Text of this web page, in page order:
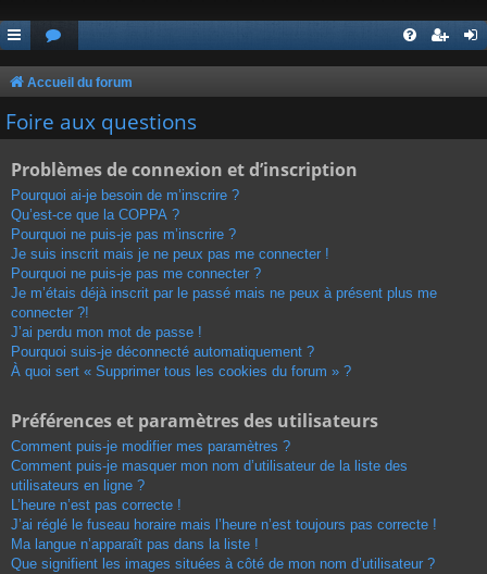
Accueil du forum
Foire aux questions
Problèmes de connexion et d’inscription
Pourquoi ai-je besoin de m’inscrire ?
Qu’est-ce que la COPPA ?
Pourquoi ne puis-je pas m’inscrire ?
Je suis inscrit mais je ne peux pas me connecter !
Pourquoi ne puis-je pas me connecter ?
Je m’étais déjà inscrit par le passé mais ne peux à présent plus me
connecter ?!
J’ai perdu mon mot de passe !
Pourquoi suis-je déconnecté automatiquement ?
À quoi sert « Supprimer tous les cookies du forum » ?
Préférences et paramètres des utilisateurs
Comment puis-je modifier mes paramètres ?
Comment puis-je masquer mon nom d’utilisateur de la liste des
utilisateurs en ligne ?
L’heure n’est pas correcte !
J’ai réglé le fuseau horaire mais l’heure n’est toujours pas correcte !
Ma langue n’apparaît pas dans la liste !
Que signifient les images situées à côté de mon nom d’utilisateur ?